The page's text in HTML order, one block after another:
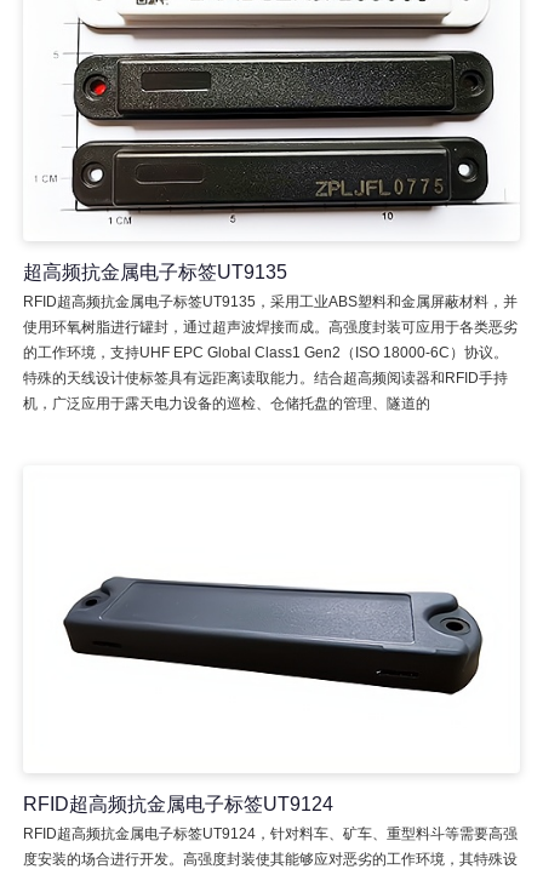
超高频抗金属电子标签UT9135
RFID超高频抗金属电子标签UT9135，采用工业ABS塑料和金属屏蔽材料，并
使用环氧树脂进行罐封，通过超声波焊接而成。高强度封装可应用于各类恶劣
的工作环境，支持UHF EPC Global Class1 Gen2（ISO 18000-6C）协议。
特殊的天线设计使标签具有远距离读取能力。结合超高频阅读器和RFID手持
机，广泛应用于露天电力设备的巡检、仓储托盘的管理、隧道的
RFID超高频抗金属电子标签UT9124
RFID超高频抗金属电子标签UT9124，针对料车、矿车、重型料斗等需要高强
度安装的场合进行开发。高强度封装使其能够应对恶劣的工作环境，其特殊设